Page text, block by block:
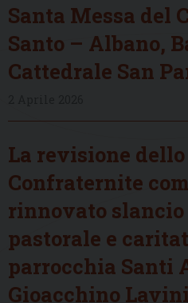
Santa Messa del
Santo – Albano,
Cattedrale San
La revisione
Confraternite
rinnovato
pastorale e
parrocchia Santi
Gioacchino